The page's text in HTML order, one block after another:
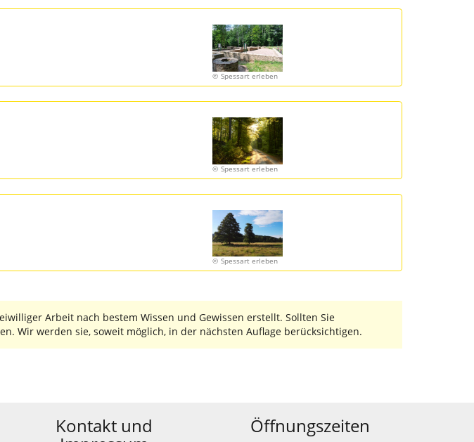
Spessart erleben
Spessart erleben
Spessart erleben
Arbeit nach bestem Wissen und Gewissen erstellt. Sollten Sie
Wir werden sie, soweit möglich, in der nächsten Auflage berücksichtigen.
Kontakt und Öffnungszeiten